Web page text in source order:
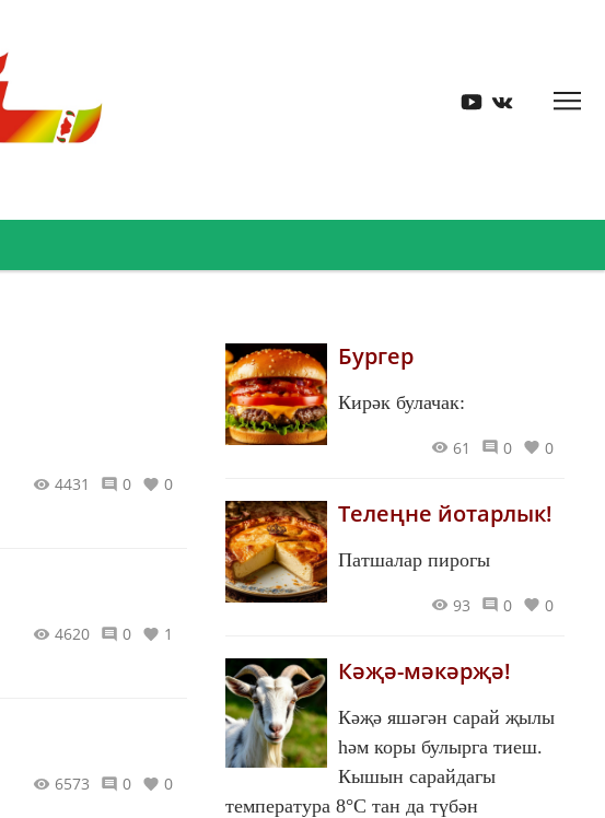
4431 0 0
4620 0 1
6573 0 0
Бургер
Кирәк булачак:
61 0 0
Телеңне йотарлык!
Патшалар пирогы
93 0 0
Кәҗә-мәкәрҗә!
Кәҗә яшәгән сарай җылы
һәм коры булырга тиеш.
Кышын сарайдагы
температура 8°С тан да түбән